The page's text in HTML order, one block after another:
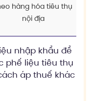
hàng hóa tiêu thụ
nội địa
nhập khẩu để
phế liệu tiêu thụ
áp thuế khác